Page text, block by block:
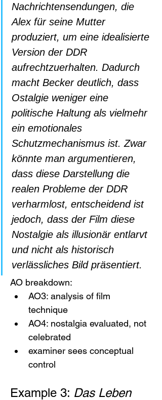
Nachrichtensendungen, die
Alex für seine Mutter
produziert, um eine idealisierte
Version der DDR
aufrechtzuerhalten. Dadurch
macht Becker deutlich, dass
Ostalgie weniger eine
politische Haltung als vielmehr
ein emotionales
Schutzmechanismus ist. Zwar
könnte man argumentieren,
dass diese Darstellung die
realen Probleme der DDR
verharmlost, entscheidend ist
jedoch, dass der Film diese
Nostalgie als illusionär entlarvt
und nicht als historisch
verlässliches Bild präsentiert.
AO breakdown:
AO3: analysis of film
technique
AO4: nostalgia evaluated, not
celebrated
examiner sees conceptual
control
Example 3: Das Leben